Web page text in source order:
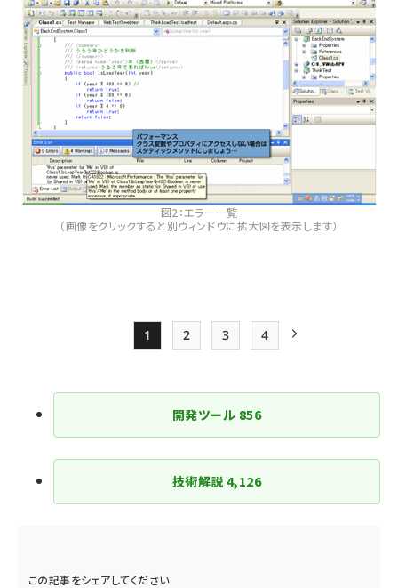
図2：エラー一覧
（画像をクリックすると別ウィンドウに拡大図を表示します）
ジ
送
り
Page
1
Page
2
Page
3
Page
4
開発ツール 856
技術解説 4,126
この記事をシェアしてください